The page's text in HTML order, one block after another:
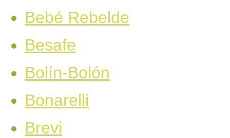
Bebé Rebelde
Besafe
Bolín-Bolón
Bonarelli
Brevi